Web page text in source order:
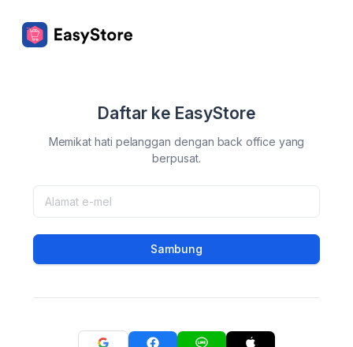
Daftar ke EasyStore
Memikat hati pelanggan dengan back office yang
berpusat.
Sambung